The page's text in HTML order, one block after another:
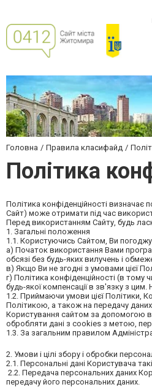
Головна Правила класифайд
Політика
Політика конфіденційності визначає
Сайт) може отримати під час
Перед використанням Сайту, будь
1. Загальні положення
1.1. Користуючись Сайтом, Ви
а) Початок використання Вами
обсязі без будь-яких вилучень і
в) Якщо Ви не згодні з умовами цієї
г) Політика конфіденційності (в тому
будь-якої компенсації в зв'язку з
1.2. Приймаючи умови цієї Політики,
Політикою, а також на передачу
Користування сайтом за допомогою
обробляти дані з cookies з метою,
1.3. За загальним правилом
2. Умови і цілі збору і обробки
2.1. Персональні дані Користувача
2.2. Передача персональних даних
передачу його персональних даних.